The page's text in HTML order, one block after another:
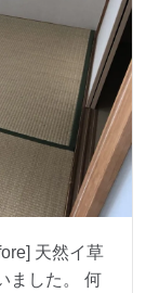
天然イ草
ました。 何